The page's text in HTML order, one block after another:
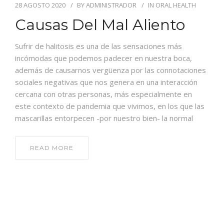
28 AGOSTO 2020 BYADMINISTRADOR IN ORAL HEALTH
Causas Del Mal Aliento
Sufrir de halitosis es una de las sensaciones más
incómodas que podemos padecer en nuestra boca,
además de causarnos vergüenza por las connotaciones
sociales negativas que nos genera en una interacción
cercana con otras personas, más especialmente en
este contexto de pandemia que vivimos, en los que las
mascarillas entorpecen -por nuestro bien- la normal
READ MORE